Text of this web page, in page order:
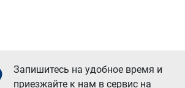
Запишитесь на удобное время и
приезжайте к нам в сервис на